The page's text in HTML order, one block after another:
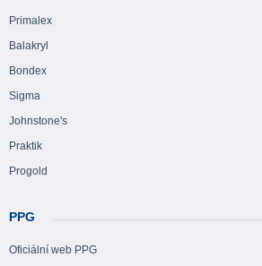
Primalex
Balakryl
Bondex
Sigma
Johnstone's
Praktik
Progold
PPG
Oficiální web PPG